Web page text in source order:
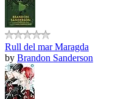
Rull del mar Maragda
by Brandon Sanderson